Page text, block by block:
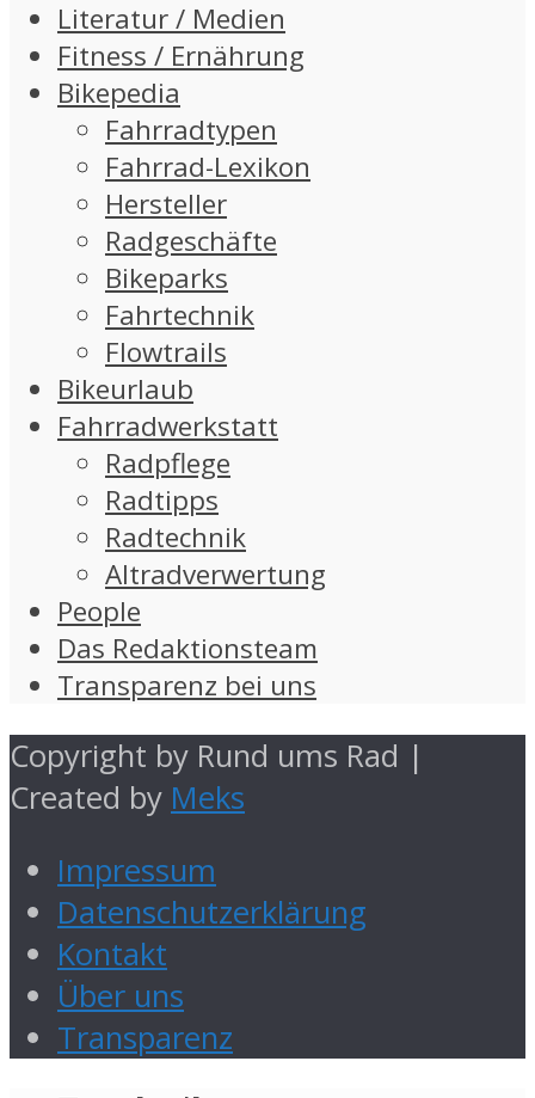
Literatur / Medien
Fitness / Ernährung
Bikepedia
Fahrradtypen
Fahrrad-Lexikon
Hersteller
Radgeschäfte
Bikeparks
Fahrtechnik
Flowtrails
Bikeurlaub
Fahrradwerkstatt
Radpflege
Radtipps
Radtechnik
Altradverwertung
People
Das Redaktionsteam
Transparenz bei uns
Copyright by Rund ums Rad |
Created by Meks
Impressum
Datenschutzerklärung
Kontakt
Über uns
Transparenz